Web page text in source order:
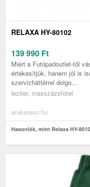
RELAXA HY-80102
139 990 Ft
Miért a Futópadoutlet-től
értékesítjük, hanem jól is
szervizháttérrel dolgo...
leziter, masszázsfotel
arukereso.hu
Hasonlók, mint Relaxa HY-